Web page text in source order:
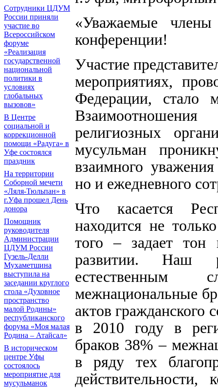
Сотрудники ЦДУМ
России приняли
участие во
Всероссийском
форуме
«Реализация
государственной
национальной
политики в
условиях
глобальных
вызовов»
В Центре
социальной и
коррекционной
помощи «Радуга» в
Уфе состоялся
праздник
На территории
Соборной мечети
«Ляля-Тюльпан» в
г.Уфа прошел День
донора
Помощник
руководителя
Администрации
ЦДУМ России
Гузель-Делли
Мухаметшина
выступила на
заседании круглого
стола «Духовное
пространство
малой Родины»
республиканского
форума «Моя малая
Родина – Атайсал»
В историческом
центре Уфы
состоялось
мероприятие для
мусульманок
«Уважаемые
конференции!
Участие
мероприятиях,
Федерации, стало
религиозных
мусульман
взаимного
но и ежедневного
Что касается
находится не
того – задает
развитии. Наш
естественным
межнациональные
актов гражданского
в 2010 году в
браков 38% –
в ряду тех